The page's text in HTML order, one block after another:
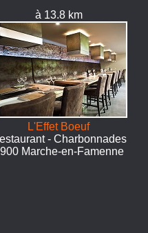
à 13.8 km
L'Effet Boeuf
- Charbonnades
Marche-en-Famenne